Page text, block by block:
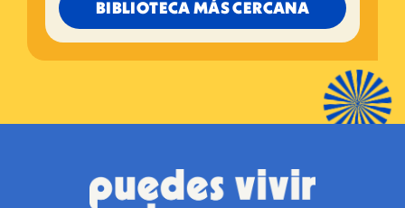
BIBLIOTECA MÁS CERCANA